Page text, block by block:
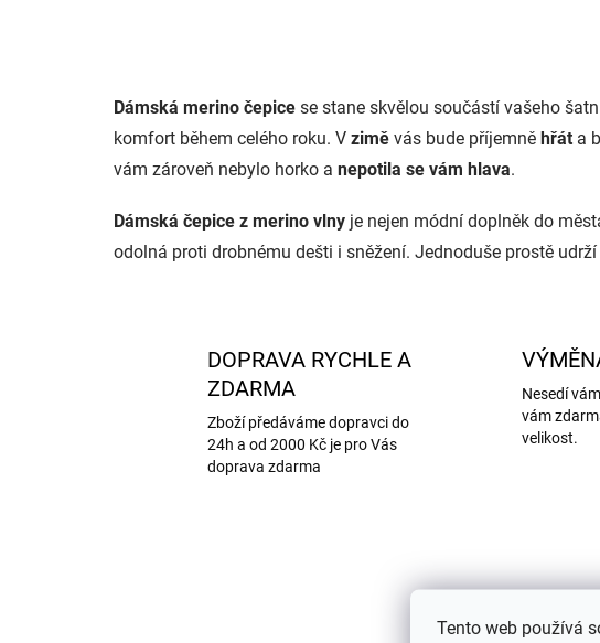
Tento web používá
Dámská merino čepice se stane skvělou součástí vašeho
komfort během celého roku. V zimě vás bude příjemně hřát a
vám zároveň nebylo horko a nepotila se vám hlava.
Dámská čepice z merino vlny je nejen módní doplněk do
odolná proti drobnému dešti i sněžení. Jednoduše prostě
DOPRAVA RYCHLE A
ZDARMA
Zboží předáváme dopravci do
24h a od 2000 Kč je pro Vás
doprava zdarma
Nesedí
vám
velikost.